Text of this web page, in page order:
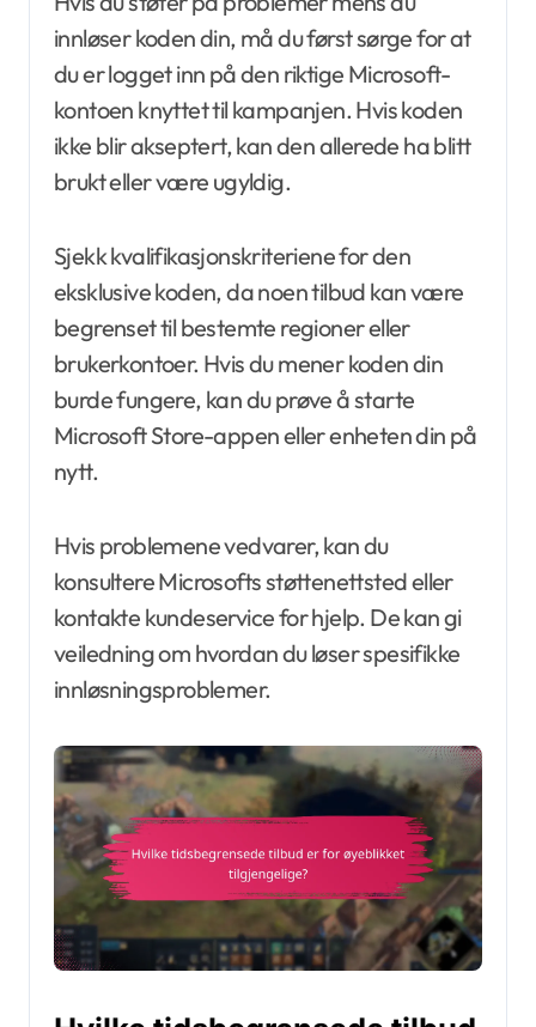
innløser koden din, må du først sørge for at
du er logget inn på den riktige Microsoft-
kontoen knyttet til kampanjen. Hvis koden
ikke blir akseptert, kan den allerede ha blitt
brukt eller være ugyldig.
Sjekk kvalifikasjonskriteriene for den
eksklusive koden, da noen tilbud kan være
begrenset til bestemte regioner eller
brukerkontoer. Hvis du mener koden din
burde fungere, kan du prøve å starte
Microsoft Store-appen eller enheten din på
nytt.
Hvis problemene vedvarer, kan du
konsultere Microsofts støttenettsted eller
kontakte kundeservice for hjelp. De kan gi
veiledning om hvordan du løser spesifikke
innløsningsproblemer.